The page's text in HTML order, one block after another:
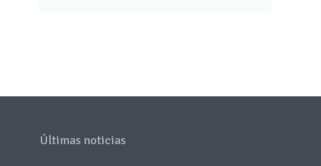
Últimas noticias